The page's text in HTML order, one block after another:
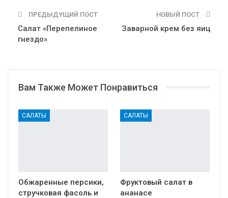
ПРЕДЫДУЩИЙ ПОСТ
Салат «Перепелиное
гнездо»
НОВЫЙ ПОСТ
Заварной крем без яиц
Вам Также Может Понравиться
САЛАТЫ
Обжаренные персики,
стручковая фасоль и
САЛАТЫ
Фруктовый салат в
ананасе